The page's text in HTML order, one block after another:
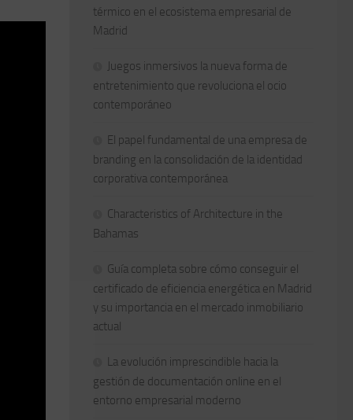
térmico en el ecosistema empresarial de
Madrid
Juegos inmersivos la nueva forma de
entretenimiento que revoluciona el ocio
contemporáneo
El papel fundamental de una empresa de
branding en la consolidación de la identidad
corporativa contemporánea
Characteristics of Architecture in the
Bahamas
Guía completa sobre cómo conseguir el
certificado de eficiencia energética en Madrid
y su importancia en el mercado inmobiliario
actual
La evolución imprescindible hacia la
gestión de documentación online en el
entorno empresarial moderno